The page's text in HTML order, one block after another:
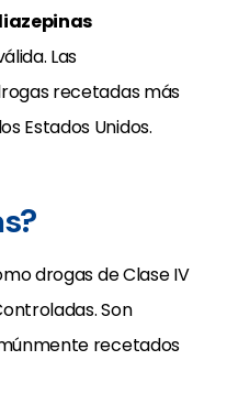
Las
recetadas más
Estados Unidos.
drogas de Clase IV
Son
recetados